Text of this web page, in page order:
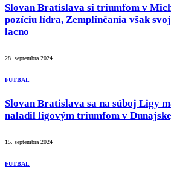
Slovan Bratislava si triumfom v
pozíciu lídra, Zemplínčania však
lacno
28. septembra 2024
FUTBAL
Slovan Bratislava sa na súboj Ligy
naladil ligovým triumfom v
15. septembra 2024
FUTBAL